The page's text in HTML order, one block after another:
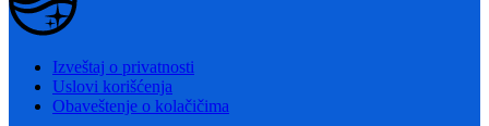
Izveštaj o privatnosti
Uslovi korišćenja
Obaveštenje o kolačičima